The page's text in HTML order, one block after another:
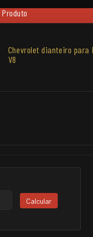
Produto
Chevrolet dianteiro para
V8
Calcular